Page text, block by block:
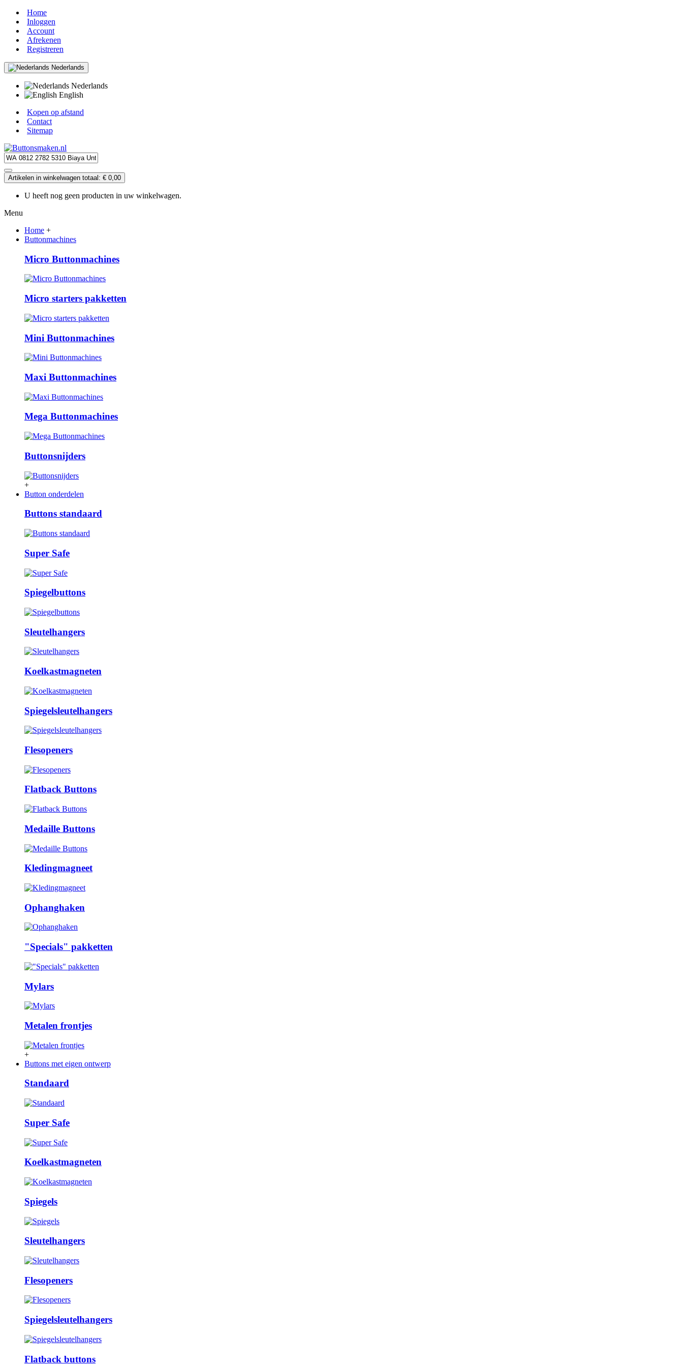
Home
Inloggen
Account
Afrekenen
Registreren
Nederlands
Nederlands
English
Kopen op afstand
Contact
Sitemap
Artikelen in winkelwagen totaal: € 0,00
U heeft nog geen producten in uw winkelwagen.
Menu
Home +
Buttonmachines
Micro Buttonmachines
Micro starters pakketten
Mini Buttonmachines
Maxi Buttonmachines
Mega Buttonmachines
Buttonsnijders
+
Button onderdelen
Buttons standaard
Super Safe
Spiegelbuttons
Sleutelhangers
Koelkastmagneten
Spiegelsleutelhangers
Flesopeners
Flatback Buttons
Medaille Buttons
Kledingmagneet
Ophanghaken
"Specials" pakketten
Mylars
Metalen frontjes
+
Buttons met eigen ontwerp
Standaard
Super Safe
Koelkastmagneten
Spiegels
Sleutelhangers
Flesopeners
Spiegelsleutelhangers
Flatback buttons